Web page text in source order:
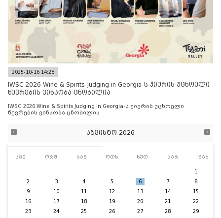
2025-10-16 14:28
IWSC 2026 Wine & Spirits Judging in Georgia-ს ჟიურის უცხოელი
წევრების ვინაობა ცნობილია
IWSC 2026 Wine & Spirits Judging in Georgia-ს ჟიურის უცხოელი
წევრების ვინაობა ცნობილია
აგვისტო 2026
კვი ორშ სამ ოთხ ხუთ პარ შაბ
1
2
3 4 5 6 7
8
9
10 11 12 13 14
15
16
17 18 19 20 21
22
23
24 25 26 27 28
29